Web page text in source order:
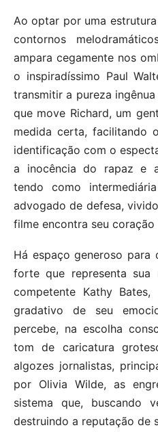
Ao optar por uma
contornos
ampara cegamente nos
o inspiradíssimo Paul
transmitir a pureza
que move Richard, um
medida certa, facilitando
identificação com o
a inocência do rapaz e
tendo como
advogado de defesa,
filme encontra seu coração
Há espaço generoso para
forte que representa sua
competente Kathy
gradativo de seu
percebe, na escolha
tom de caricatura
algozes jornalistas,
por Olivia Wilde, as
sistema que, buscando
destruindo a reputação de